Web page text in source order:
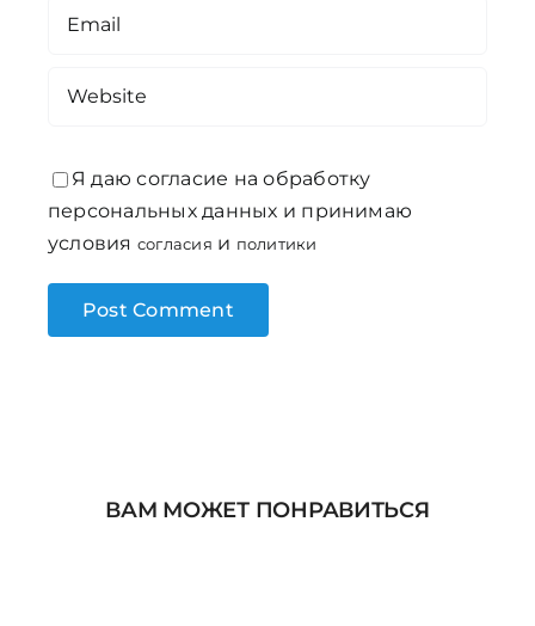
Я даю согласие на обработку
персональных данных и принимаю
условия согласия и политики
ВАМ МОЖЕТ ПОНРАВИТЬСЯ